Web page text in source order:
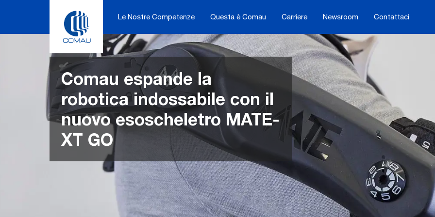
Le Nostre Competenze Questa è Comau Carriere Newsroom Contattaci
Comau espande la
robotica indossabile con il
nuovo esoscheletro MATE-
XT GO